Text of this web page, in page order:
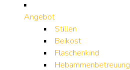
Angebot
Stillen
Beikost
Flaschenkind
Hebammenbetreuung